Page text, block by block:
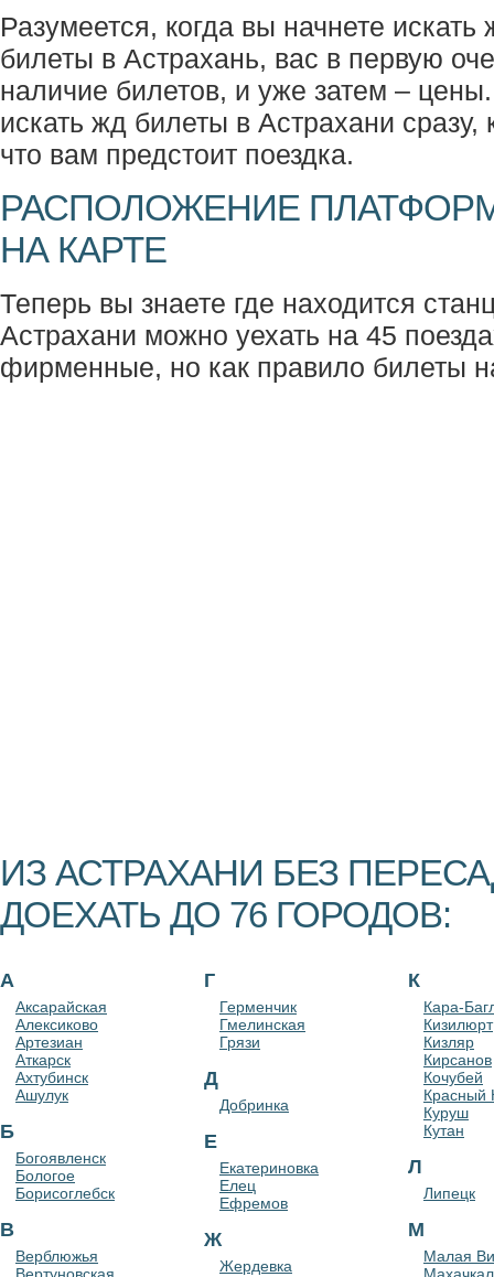
Разумеется, когда вы начнете
билеты в Астрахань, вас в первую
наличие билетов, и уже затем –
искать жд билеты в Астрахани сразу,
что вам предстоит поездка.
РАСПОЛОЖЕНИЕ
НА КАРТЕ
Теперь вы знаете где находится
Астрахани можно уехать на 45
фирменные, но как правило билеты
ИЗ АСТРАХАНИ БЕЗ
ДОЕХАТЬ ДО 76 ГОРОДОВ:
А
Аксарайская
Алексиково
Артезиан
Аткарск
Ахтубинск
Ашулук
Б
Богоявленск
Бологое
Борисоглебск
В
Верблюжья
Г
Герменчик
Гмелинская
Грязи
Д
Добринка
Е
Екатериновка
Елец
Ефремов
Ж
Жердевка
К
Кара-
Кизилюрт
Кизляр
Кирсанов
Кочубей
Красный
Куруш
Кутан
Л
Липецк
М
Малая